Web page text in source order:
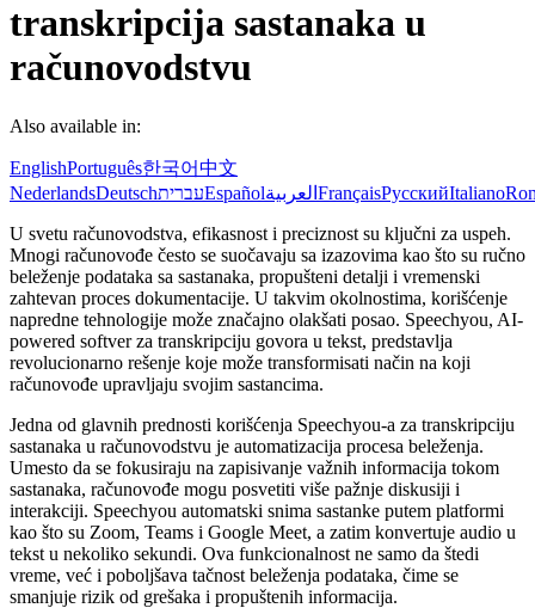
transkripcija sastanaka u
računovodstvu
Also available in:
EnglishPortuguês한국어中文
NederlandsDeutschעבריתEspañolالعربية FrançaisРусскийItaliano
U svetu računovodstva, efikasnost i preciznost su ključni za uspeh.
Mnogi računovođe često se suočavaju sa izazovima kao što su ručno
beleženje podataka sa sastanaka, propušteni detalji i vremenski
zahtevan proces dokumentacije. U takvim okolnostima, korišćenje
napredne tehnologije može značajno olakšati posao. Speechyou, AI-
powered softver za transkripciju govora u tekst, predstavlja
revolucionarno rešenje koje može transformisati način na koji
računovođe upravljaju svojim sastancima.
Jedna od glavnih prednosti korišćenja Speechyou-a za transkripciju
sastanaka u računovodstvu je automatizacija procesa beleženja.
Umesto da se fokusiraju na zapisivanje važnih informacija tokom
sastanaka, računovođe mogu posvetiti više pažnje diskusiji i
interakciji. Speechyou automatski snima sastanke putem platformi
kao što su Zoom, Teams i Google Meet, a zatim konvertuje audio u
tekst u nekoliko sekundi. Ova funkcionalnost ne samo da štedi
vreme, već i poboljšava tačnost beleženja podataka, čime se
smanjuje rizik od grešaka i propuštenih informacija.